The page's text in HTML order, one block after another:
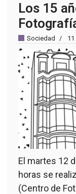
Los 15
Sociedad
El martes 12
horas se
(Centro de